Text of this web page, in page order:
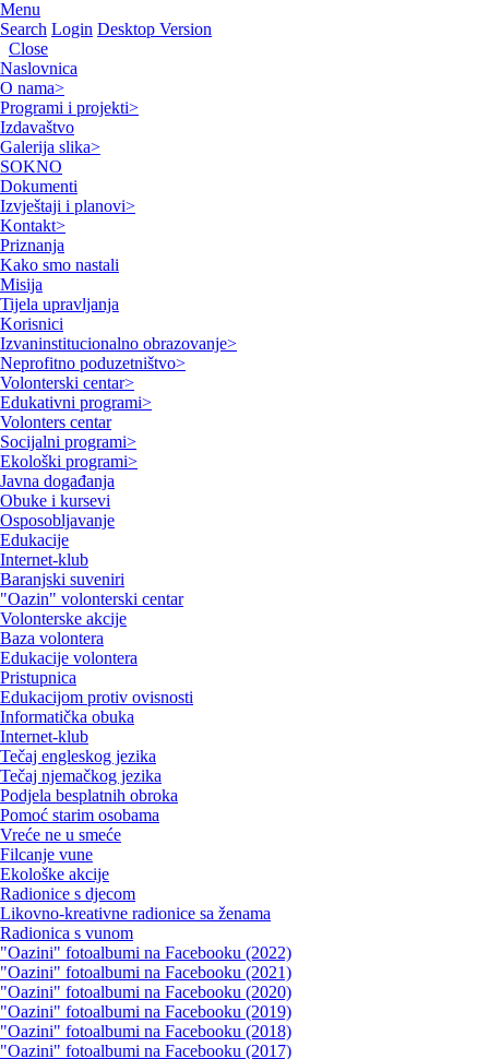
Menu
Search Login Desktop Version
Close
Naslovnica
O nama>
Programi i projekti>
Izdavaštvo
Galerija slika>
SOKNO
Dokumenti
Izvještaji i planovi>
Kontakt>
Priznanja
Kako smo nastali
Misija
Tijela upravljanja
Korisnici
Izvaninstitucionalno obrazovanje>
Neprofitno poduzetništvo>
Volonterski centar>
Edukativni programi>
Volonters centar
Socijalni programi>
Ekološki programi>
Javna događanja
Obuke i kursevi
Osposobljavanje
Edukacije
Internet-klub
Baranjski suveniri
"Oazin" volonterski centar
Volonterske akcije
Baza volontera
Edukacije volontera
Pristupnica
Edukacijom protiv ovisnosti
Informatička obuka
Internet-klub
Tečaj engleskog jezika
Tečaj njemačkog jezika
Podjela besplatnih obroka
Pomoć starim osobama
Vreće ne u smeće
Filcanje vune
Ekološke akcije
Radionice s djecom
Likovno-kreativne radionice sa ženama
Radionica s vunom
"Oazini" fotoalbumi na Facebooku (2022)
"Oazini" fotoalbumi na Facebooku (2021)
"Oazini" fotoalbumi na Facebooku (2020)
"Oazini" fotoalbumi na Facebooku (2019)
"Oazini" fotoalbumi na Facebooku (2018)
"Oazini" fotoalbumi na Facebooku (2017)